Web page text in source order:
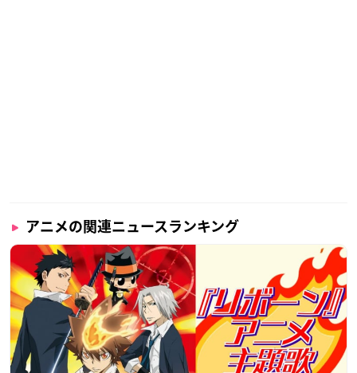
アニメの関連ニュースランキング